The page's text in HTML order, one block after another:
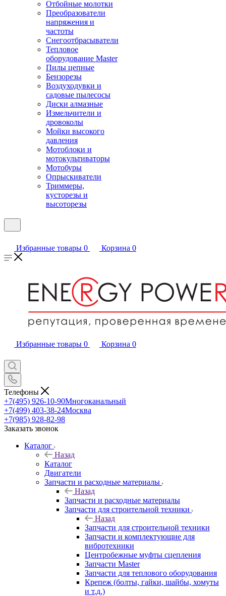
Отбойные молотки
Преобразователи
напряжения и
частоты
Снегоотбрасыватели
Тепловое
оборудование Master
Пилы цепные
Бензорезы
Воздуходувки и
садовые пылесосы
Диски алмазные
Измельчители и
дровоколы
Мойки высокого
давления
Мотоблоки и
мотокультиваторы
Мотобуры
Опрыскиватели
Триммеры,
кусторезы и
высоторезы
Избранные товары 0 Корзина 0
Избранные товары 0 Корзина 0
Телефоны
+7(495) 926-10-90Многоканальный
+7(499) 403-38-24Москва
+7(985) 928-82-98
Заказать звонок
Каталог
Назад
Каталог
Двигатели
Запчасти и расходные материалы
Назад
Запчасти и расходные материалы
Запчасти для строительной техники
Назад
Запчасти для строительной техники
Запчасти и комплектующие для
вибротехники
Центробежные муфты сцепления
Запчасти Master
Запчасти для теплового оборудования
Крепеж (болты, гайки, шайбы, хомуты
и т.д.)